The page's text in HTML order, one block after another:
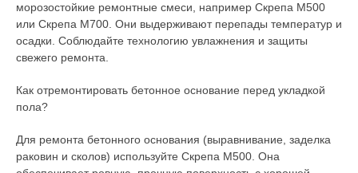
морозостойкие ремонтные смеси, например Скрепа М500
или Скрепа М700. Они выдерживают перепады температур и
осадки. Соблюдайте технологию увлажнения и защиты
свежего ремонта.
Как отремонтировать бетонное основание перед укладкой
пола?
Для ремонта бетонного основания (выравнивание, заделка
раковин и сколов) используйте Скрепа М500. Она